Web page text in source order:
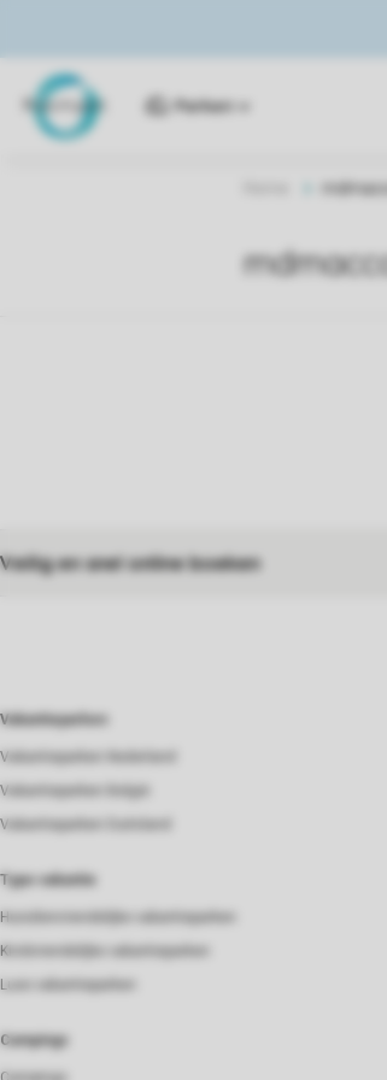
Parken
Veilig en snel online boeken
Vakantieparken
Vakantieparken Nederland
Vakantieparken België
Vakantieparken Duitsland
Type vakantie
Huisdiervriendelijke vakantieparken
Kindvriendelijke vakantieparken
Luxe vakantieparken
Campings